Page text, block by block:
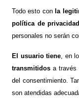
Todo esto con la
política de privacidad
personales no serán
El usuario tiene , en
transmitidos a través
del consentimiento.
son atendidas